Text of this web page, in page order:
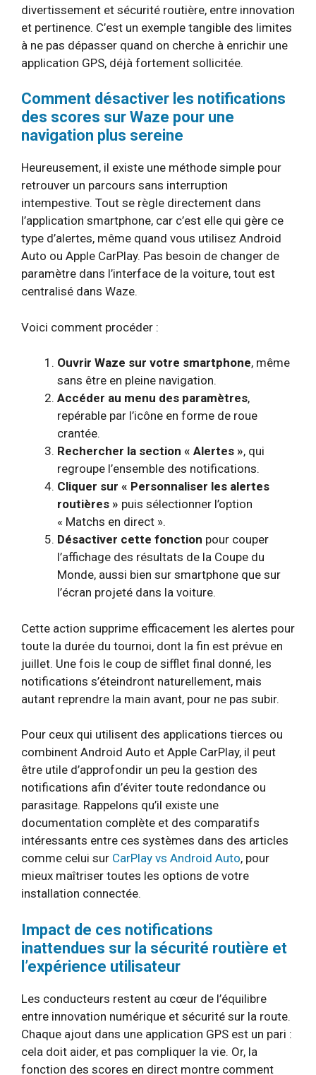
divertissement et sécurité routière, entre innovation
et pertinence. C’est un exemple tangible des limites
à ne pas dépasser quand on cherche à enrichir une
application GPS, déjà fortement sollicitée.
Comment désactiver les notifications
des scores sur Waze pour une
navigation plus sereine
Heureusement, il existe une méthode simple pour
retrouver un parcours sans interruption
intempestive. Tout se règle directement dans
l’application smartphone, car c’est elle qui gère ce
type d’alertes, même quand vous utilisez Android
Auto ou Apple CarPlay. Pas besoin de changer de
paramètre dans l’interface de la voiture, tout est
centralisé dans Waze.
Voici comment procéder :
Ouvrir Waze sur votre smartphone, même
sans être en pleine navigation.
Accéder au menu des paramètres,
repérable par l’icône en forme de roue
crantée.
Rechercher la section « Alertes », qui
regroupe l’ensemble des notifications.
Cliquer sur « Personnaliser les alertes
routières » puis sélectionner l’option
« Matchs en direct ».
Désactiver cette fonction pour couper
l’affichage des résultats de la Coupe du
Monde, aussi bien sur smartphone que sur
l’écran projeté dans la voiture.
Cette action supprime efficacement les alertes pour
toute la durée du tournoi, dont la fin est prévue en
juillet. Une fois le coup de sifflet final donné, les
notifications s’éteindront naturellement, mais
autant reprendre la main avant, pour ne pas subir.
Pour ceux qui utilisent des applications tierces ou
combinent Android Auto et Apple CarPlay, il peut
être utile d’approfondir un peu la gestion des
notifications afin d’éviter toute redondance ou
parasitage. Rappelons qu’il existe une
documentation complète et des comparatifs
intéressants entre ces systèmes dans des articles
comme celui sur CarPlay vs Android Auto, pour
mieux maîtriser toutes les options de votre
installation connectée.
Impact de ces notifications
inattendues sur la sécurité routière et
l’expérience utilisateur
Les conducteurs restent au cœur de l’équilibre
entre innovation numérique et sécurité sur la route.
Chaque ajout dans une application GPS est un pari :
cela doit aider, et pas compliquer la vie. Or, la
fonction des scores en direct montre comment